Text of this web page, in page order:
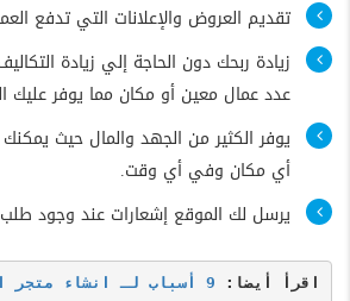
تقديم العروض والإعلانات التي تدفع
زيادة ربحك دون الحاجة إلي زيادة
عدد عمال معين أو مكان مما يوفر عليك
يوفر الكثير من الجهد والمال حيث
أي مكان وفي أي وقت.
يرسل لك الموقع إشعارات عند وجود
اقرأ أيضا: 9 أسباب لـ انشاء متجر الكتروني